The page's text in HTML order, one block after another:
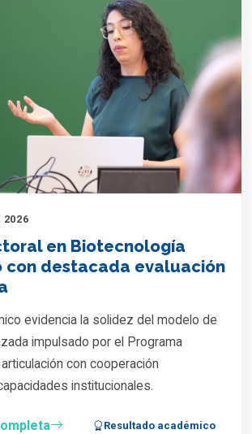
2026
en Biotecnología
con destacada evaluación
evidencia la solidez del modelo de
impulsado por el Programa
con cooperación
institucionales.
Resultado académico